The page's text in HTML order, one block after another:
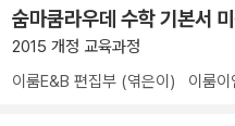
숨마쿰라우데 수학 기본서
2015 개정 교육과정
이룸E&B 편집부 (엮은이) 이룸이